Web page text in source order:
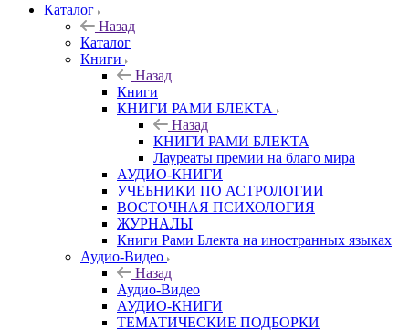
Каталог
Назад
Каталог
Книги
Назад
Книги
КНИГИ РАМИ БЛЕКТА
Назад
КНИГИ РАМИ БЛЕКТА
Лауреаты премии на благо мира
АУДИО-КНИГИ
УЧЕБНИКИ ПО АСТРОЛОГИИ
ВОСТОЧНАЯ ПСИХОЛОГИЯ
ЖУРНАЛЫ
Книги Рами Блекта на иностранных языках
Аудио-Видео
Назад
Аудио-Видео
АУДИО-КНИГИ
ТЕМАТИЧЕСКИЕ ПОДБОРКИ